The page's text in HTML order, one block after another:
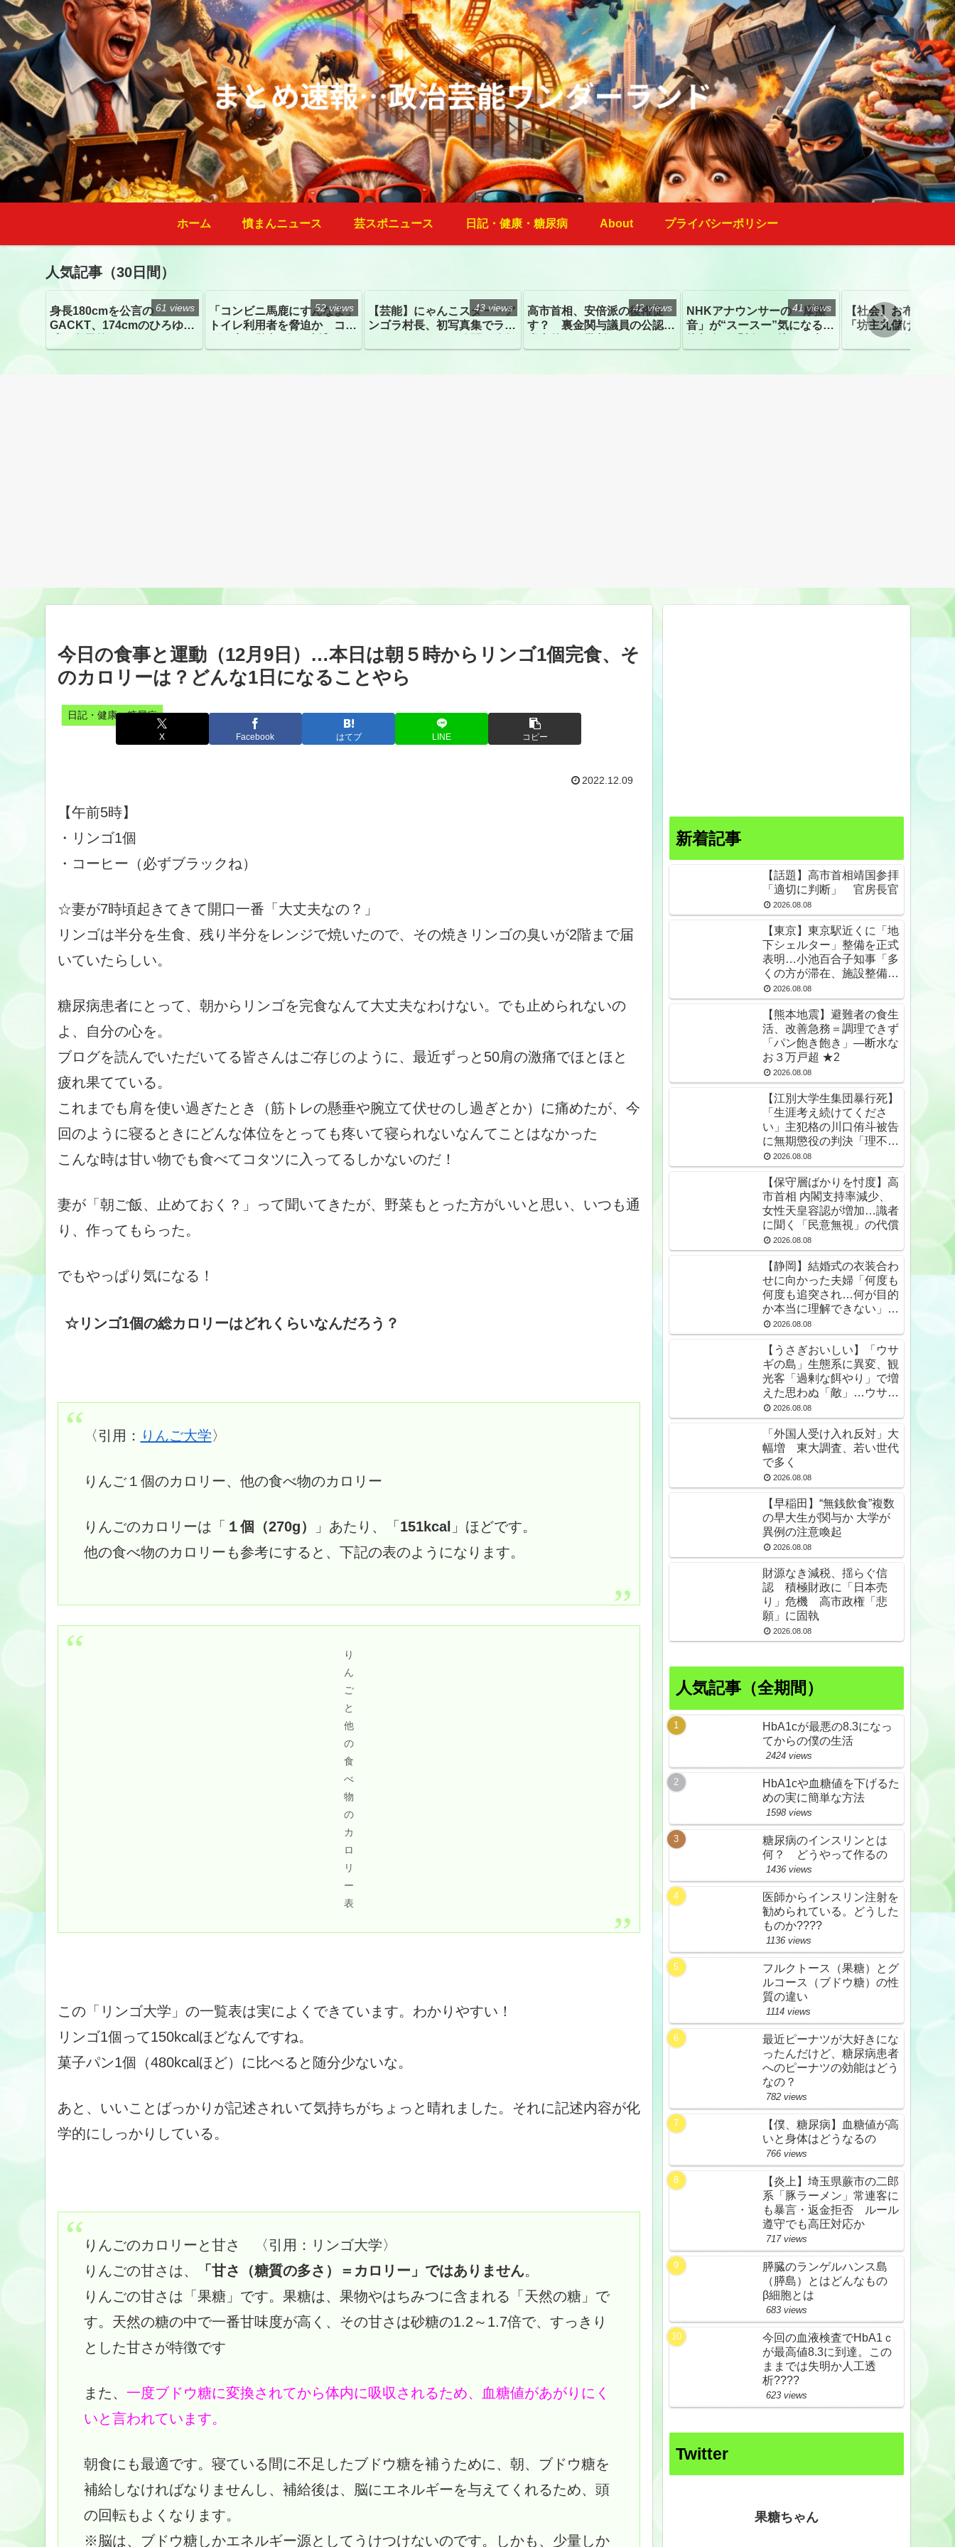
ホーム 憤まんニュース 芸スポニュース 日記・健康・糖尿病 About プライバシーポリシー
人気記事（30日間）
身長180cmを公言の
GACKT、174cmのひろゆき
トざわつき イベントでの写
61 views
「コンビニ馬鹿にすんなよ」
トイレ利用者を脅迫か コン
52 views
【芸能】にゃんこスター・ア
ンゴラ村長、初写真集でラン
はデジタル写真集が異例の大
43 views
高市首相、安倍派の復権促
す？ 裏金関与議員の公認、
42 views
NHKアナウンサーの「摩擦
音」が“スースー”気になる指
聴こえる。聴きづらい」
41 views
【社会】お布施、戒
「坊主丸儲け」は
ほとんどが年収３０
下「地方の寺の僧侶
今日の食事と運動（12月9日）…本日は朝５時からリンゴ1個完食、そ
のカロリーは？どんな1日になることやら
日記・健康・糖尿病
X Facebook はてブ LINE コピー
2022.12.09
【午前5時】
・リンゴ1個
・コーヒー（必ずブラックね）
☆妻が7時頃起きてきて開口一番「大丈夫なの？」
リンゴは半分を生食、残り半分をレンジで焼いたので、その焼きリンゴの臭いが2階まで届
いていたらしい。
糖尿病患者にとって、朝からリンゴを完食なんて大丈夫なわけない。でも止められないの
よ、自分の心を。
ブログを読んでいただいてる皆さんはご存じのように、最近ずっと50肩の激痛でほとほと
疲れ果てている。
これまでも肩を使い過ぎたとき（筋トレの懸垂や腕立て伏せのし過ぎとか）に痛めたが、今
回のように寝るときにどんな体位をとっても疼いて寝られないなんてことはなかった
こんな時は甘い物でも食べてコタツに入ってるしかないのだ！
妻が「朝ご飯、止めておく？」って聞いてきたが、野菜もとった方がいいと思い、いつも通
り、作ってもらった。
でもやっぱり気になる！
☆リンゴ1個の総カロリーはどれくらいなんだろう？
〈引用： りんご大学〉
りんご１個のカロリー、他の食べ物のカロリー
りんごのカロリーは「 １個（270g） 」あたり、「 151kcal 」ほどです。
他の食べ物のカロリーも参考にすると、下記の表のようになります。
り
ん
ご
と
他
の
食
べ
物
の
カ
ロ
リ
ー
表
この「リンゴ大学」の一覧表は実によくできています。わかりやすい！
リンゴ1個って150kcalほどなんですね。
菓子パン1個（480kcalほど）に比べると随分少ないな。
あと、いいことばっかりが記述されいて気持ちがちょっと晴れました。それに記述内容が化
学的にしっかりしている。
りんごのカロリーと甘さ 〈引用：リンゴ大学〉
りんごの甘さは、
「甘さ（糖質の多さ）＝カロリー」ではありません。
りんごの甘さは「果糖」です。果糖は、果物やはちみつに含まれる「天然の糖」で
す。天然の糖の中で一番甘味度が高く、その甘さは砂糖の1.2～1.7倍で、すっきり
とした甘さが特徴です
また、 一度ブドウ糖に変換されてから体内に吸収されるため、血糖値があがりにく
いと言われています。
朝食にも最適です。寝ている間に不足したブドウ糖を補うために、朝、ブドウ糖を
補給しなければなりませんし、補給後は、脳にエネルギーを与えてくれるため、頭
の回転もよくなります。
※脳は、ブドウ糖しかエネルギー源としてうけつけないのです。しかも、少量しか
新着記事
【話題】高市首相靖国参拝
「適切に判断」 官房長官
2026.08.08
【東京】東京駅近くに「地
下シェルター」整備を正式
表明…小池百合子知事「多
くの方が滞在、施設整備の
効果高い」 ★2
2026.08.08
【熊本地震】避難者の食生
活、改善急務＝調理できず
「パン飽き飽き」―断水な
お３万戸超 ★2
2026.08.08
【江別大学生集団暴行死】
「生涯考え続けてくださ
い」主犯格の川口侑斗被告
に無期懲役の判決「理不尽
以外の何ものでもない」
★2
2026.08.08
【保守層ばかりを忖度】高
市首相 内閣支持率減少、
女性天皇容認が増加…識者
に聞く「民意無視」の代償
2026.08.08
【静岡】結婚式の衣装合わ
せに向かった夫婦「何度も
何度も追突され…何が目的
か本当に理解できない」東
名高速で続いた約1.7キロ
の追突
2026.08.08
【うさぎおいしい】「ウサ
ギの島」生態系に異変、観
光客「過剰な餌やり」で増
えた思わぬ「敵」…ウサギ
襲い口でくわえる姿も 大
久野島
2026.08.08
「外国人受け入れ反対」大
幅増 東大調査、若い世代
で多く
2026.08.08
【早稲田】“無銭飲食”複数
の早大生が関与か 大学が
異例の注意喚起
2026.08.08
財源なき減税、揺らぐ信
認 積極財政に「日本売
り」危機 高市政権「悲
願」に固執
2026.08.08
人気記事（全期間）
HbA1cが最悪の8.3になっ
てからの僕の生活
2424 views
HbA1cや血糖値を下げるた
めの実に簡単な方法
1598 views
糖尿病のインスリンとは
何？ どうやって作るの
1436 views
医師からインスリン注射を
勧められている。どうした
ものか????
1136 views
フルクトース（果糖）とグ
ルコース（ブドウ糖）の性
質の違い
1114 views
最近ピーナツが大好きにな
ったんだけど、糖尿病患者
へのピーナツの効能はどう
なの？
782 views
【僕、糖尿病】血糖値が高
いと身体はどうなるの
766 views
【炎上】埼玉県蕨市の二郎
系「豚ラーメン」常連客に
も暴言・返金拒否 ルール
遵守でも高圧対応か
717 views
膵臓のランゲルハンス島
（膵島）とはどんなもの
β細胞とは
683 views
今回の血液検査でHbA1ｃ
が最高値8.3に到達。この
ままでは失明か人工透
析????
623 views
Twitter
果糖ちゃん